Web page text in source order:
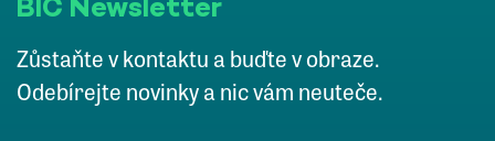
Zůstaňte v kontaktu a buďte v obraze.
Odebírejte novinky a nic vám neuteče.